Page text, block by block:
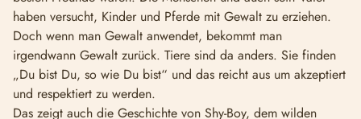
haben versucht, Kinder und Pferde mit Gewalt zu erziehen.
Doch wenn man Gewalt anwendet, bekommt man
irgendwann Gewalt zurück. Tiere sind da anders. Sie finden
„Du bist Du, so wie Du bist“ und das reicht aus um akzeptiert
und respektiert zu werden.
Das zeigt auch die Geschichte von Shy-Boy, dem wilden